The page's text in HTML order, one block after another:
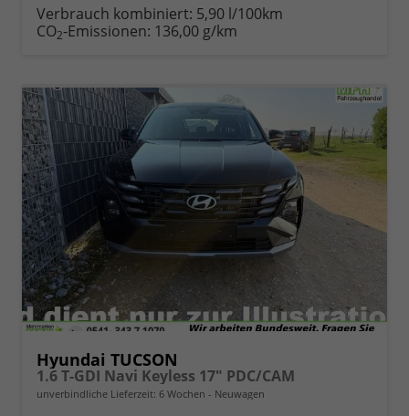
Verbrauch kombiniert: 5,90 l/100km
CO2-Emissionen: 136,00 g/km
Hyundai TUCSON
1.6 T-GDI Navi Keyless 17" PDC/CAM
unverbindliche Lieferzeit: 6 Wochen Neuwagen